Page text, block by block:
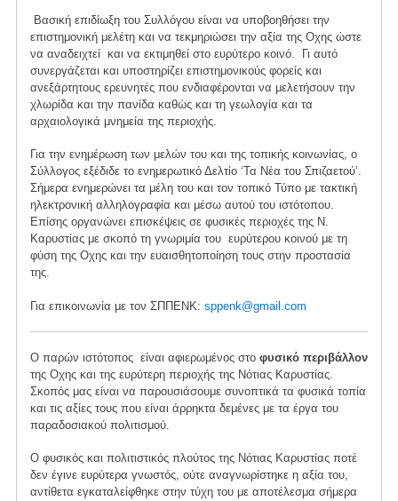
Βασική επιδίωξη του Συλλόγου είναι να υποβοηθήσει την
επιστημονική μελέτη και να τεκμηριώσει την αξία της Οχης ώστε
να αναδειχτεί και να εκτιμηθεί στο ευρύτερο κοινό. Γι αυτό
συνεργάζεται και υποστηρίζει επιστημονικούς φορείς και
ανεξάρτητους ερευνητές που ενδιαφέρονται να μελετήσουν την
χλωρίδα και την πανίδα καθώς και τη γεωλογία και τα
αρχαιολογικά μνημεία της περιοχής.
Για την ενημέρωση των μελών του και της τοπικής κοινωνίας, ο
Σύλλογος εξέδιδε το ενημερωτικό Δελτίο ‘Τα Νέα του Σπιζαετού’.
Σήμερα ενημερώνει τα μέλη του και τον τοπικό Τύπο με τακτική
ηλεκτρονική αλληλογραφία και μέσω αυτού του ιστότοπου.
Επίσης οργανώνει επισκέψεις σε φυσικές περιοχές της Ν.
Καρυστίας με σκοπό τη γνωριμία του ευρύτερου κοινού με τη
φύση της Οχης και την ευαισθητοποίηση τους στην προστασία
της.
Για επικοινωνία με τον ΣΠΠΕΝΚ: sppenk@gmail.com
Ο παρών ιστότοπος είναι αφιερωμένος στο φυσικό περιβάλλον
της Οχης και της ευρύτερη περιοχής της Νότιας Καρυστίας.
Σκοπός μας είναι να παρουσιάσουμε συνοπτικά τα φυσικά τοπία
και τις αξίες τους που είναι άρρηκτα δεμένες με τα έργα του
παραδοσιακού πολιτισμού.
Ο φυσικός και πολιτιστικός πλούτος της Νότιας Καρυστίας ποτέ
δεν έγινε ευρύτερα γνωστός, ούτε αναγνωρίστηκε η αξία του,
αντίθετα εγκαταλείφθηκε στην τύχη του με αποτέλεσμα σήμερα